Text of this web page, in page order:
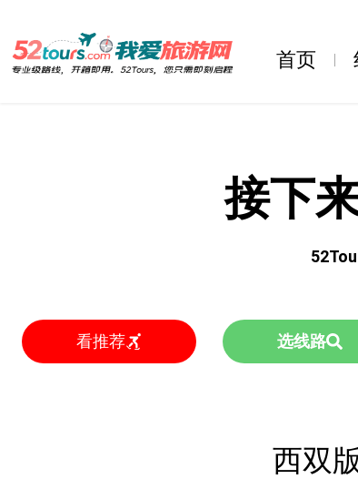
首页
接下
看推荐 选线路
西双